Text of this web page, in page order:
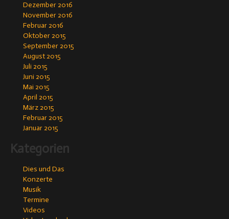
Dezember 2016
November 2016
Februar 2016
Oktober 2015
September 2015
August 2015
Juli 2015
Juni 2015
Mai 2015
April 2015
März 2015
Februar 2015
Januar 2015
Kategorien
Dies und Das
Konzerte
Musik
Termine
Videos